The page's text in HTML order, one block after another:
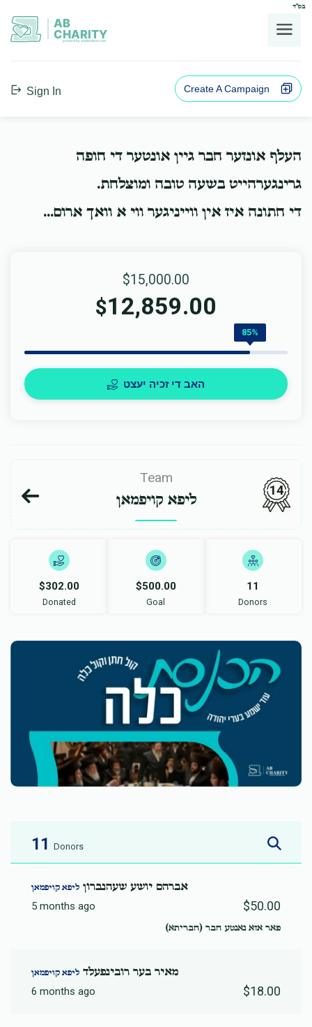
בס"ד
AB
CHARITY
powerd by ahblicklive.com
Sign In Create A Campaign
העלף אונזער חבר גיין אונטער די חופה
גרינגערהייט בשעה טובה ומוצלחת.
די חתונה איז אין ווייניגער ווי א וואך ארום...
$15,000.00
$12,859.00
85%
האב די זכיה יעצט
Team
ליפא קויפמאן 14
$302.00
Donated
$500.00
Goal
11
Donors
11 Donors
אברהם יושע שעהנברון ליפא קויפמאן
5 months ago $50.00
פאר אזא נאנטע חבר (חבריתא)
מאיר בער רובינפעלד ליפא קויפמאן
6 months ago $18.00